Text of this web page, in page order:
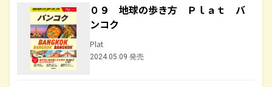
０９ 地球の歩き方 Ｐｌａｔ バ
ンコク
Plat
2024.05.09 発売